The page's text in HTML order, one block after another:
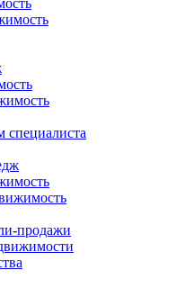
специалиста
продажи